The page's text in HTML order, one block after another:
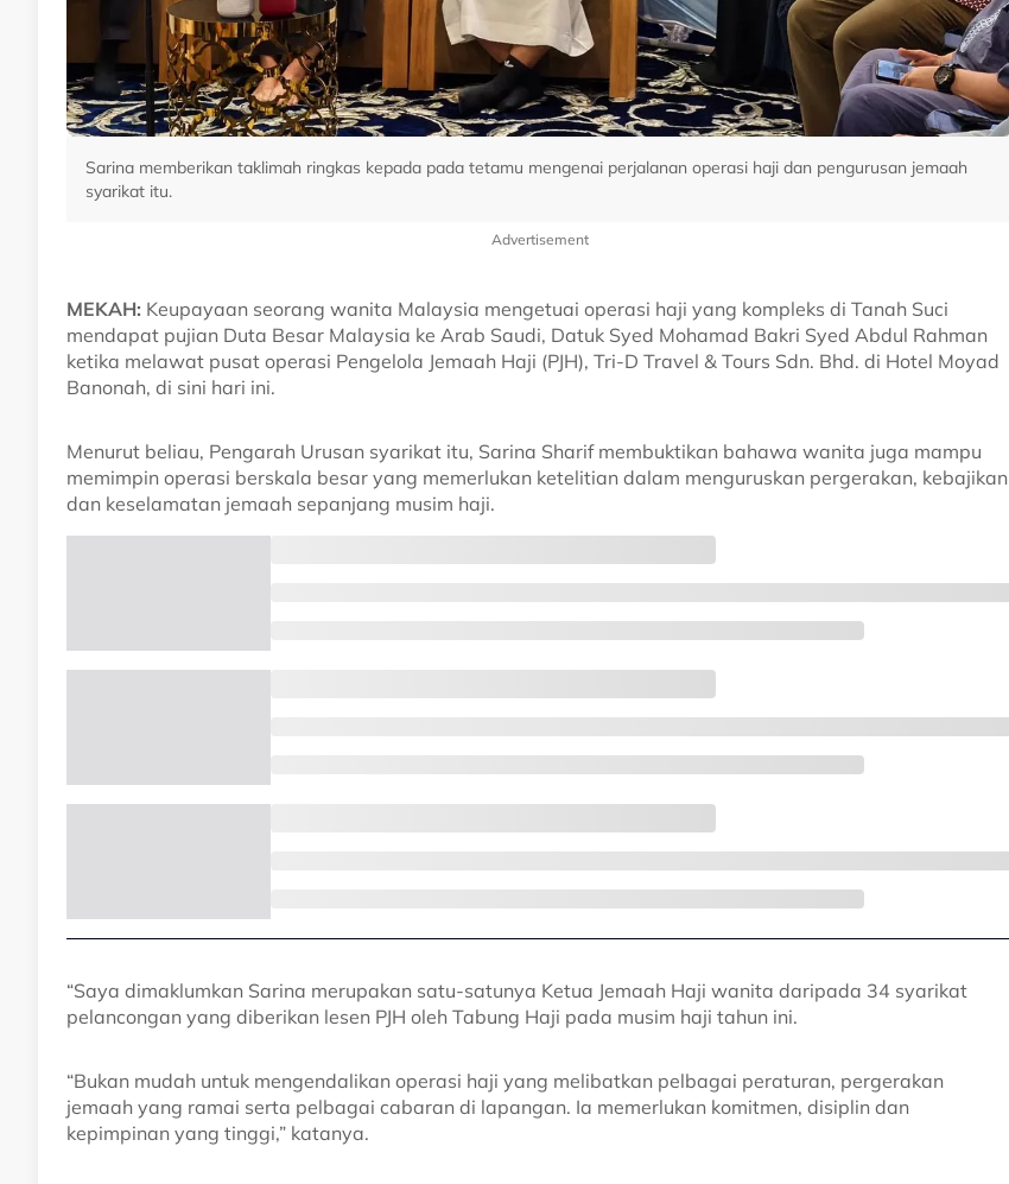
Sarina memberikan taklimah ringkas kepada pada tetamu mengenai perjalanan operasi haji dan pengurusan jemaah
syarikat itu.
Advertisement
MEKAH: Keupayaan seorang wanita Malaysia mengetuai operasi haji yang kompleks di Tanah Suci
mendapat pujian Duta Besar Malaysia ke Arab Saudi, Datuk Syed Mohamad Bakri Syed Abdul Rahman
ketika melawat pusat operasi Pengelola Jemaah Haji (PJH), Tri-D Travel & Tours Sdn. Bhd. di Hotel Moyad
Banonah, di sini hari ini.
Menurut beliau, Pengarah Urusan syarikat itu, Sarina Sharif membuktikan bahawa wanita juga mampu
memimpin operasi berskala besar yang memerlukan ketelitian dalam menguruskan pergerakan, kebajikan
dan keselamatan jemaah sepanjang musim haji.
“Saya dimaklumkan Sarina merupakan satu-satunya Ketua Jemaah Haji wanita daripada 34 syarikat
pelancongan yang diberikan lesen PJH oleh Tabung Haji pada musim haji tahun ini.
“Bukan mudah untuk mengendalikan operasi haji yang melibatkan pelbagai peraturan, pergerakan
jemaah yang ramai serta pelbagai cabaran di lapangan. Ia memerlukan komitmen, disiplin dan
kepimpinan yang tinggi,” katanya.